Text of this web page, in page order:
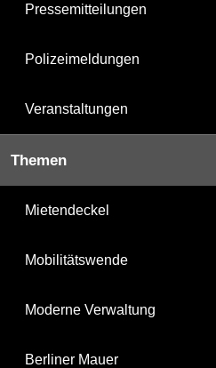
Pressemitteilungen
Polizeimeldungen
Veranstaltungen
Themen
Mietendeckel
Mobilitätswende
Moderne Verwaltung
Berliner Mauer